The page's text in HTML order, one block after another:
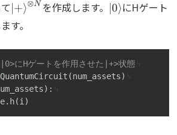
\ket{+}^{\otimes
N}
+⟩⊗N を作成します。 \ket{0}
∣0⟩にHゲート
す。
にHゲートを作用させた|+>状態
QuantumCircuit (num_assets)
) :
. h(i)